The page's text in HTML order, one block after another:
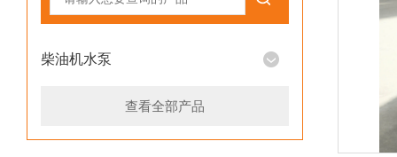
柴油机水泵
查看全部产品